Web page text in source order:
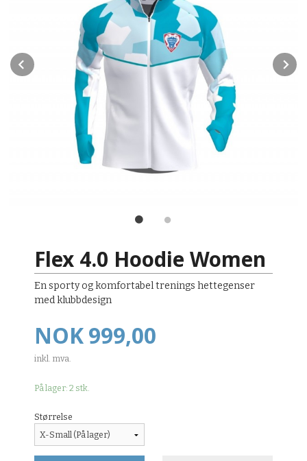
Prev
Flex 4.0 Hoodie Women
En sporty og komfortabel trenings hettegenser
med klubbdesign
Pris
NOK999,00
inkl. mva.
På lager: 2 stk.
Størrelse